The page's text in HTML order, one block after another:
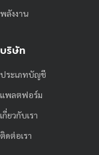
พลังงาน
บริษัท
ประเภทบัญชี
แพลตฟอร์ม
เกี่ยวกับเรา
ติดต่อเรา